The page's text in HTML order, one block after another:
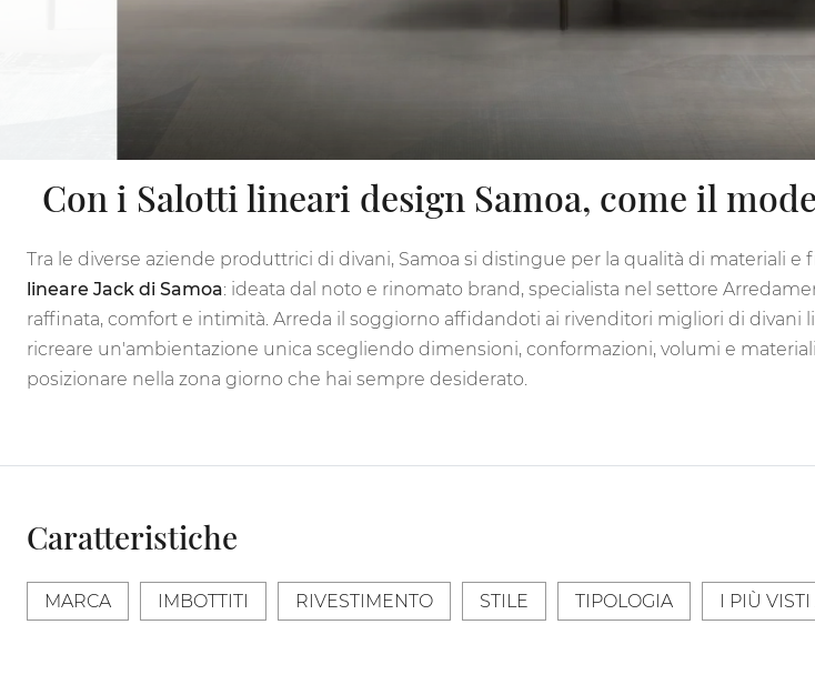
Con i Salotti lineari design Samoa, come il
Tra le diverse aziende produttrici di divani, Samoa si distingue per la qualità di materiali
lineare Jack di Samoa: ideata dal noto e rinomato brand, specialista nel settore
raffinata, comfort e intimità. Arreda il soggiorno affidandoti ai rivenditori migliori di
ricreare un'ambientazione unica scegliendo dimensioni, conformazioni, volumi e
posizionare nella zona giorno che hai sempre desiderato.
Caratteristiche
MARCA IMBOTTITI RIVESTIMENTO STILE TIPOLOGIA I PIÙ VISTI